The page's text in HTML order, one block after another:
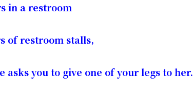
in a restroom
of restroom stalls,
asks you to give one of your legs to her.